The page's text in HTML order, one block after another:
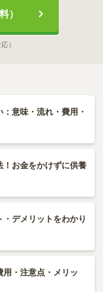
）
）
：意味・流れ・費用・
！お金をかけずに供養
・デメリットをわかり
・注意点・メリッ